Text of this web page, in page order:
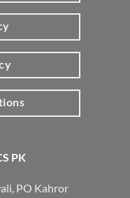
PK
PO Kahror